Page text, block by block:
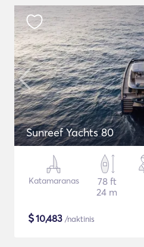
Sunreef Yachts 80
Katamaranas
78 ft
24 m
$10,483 /naktinis